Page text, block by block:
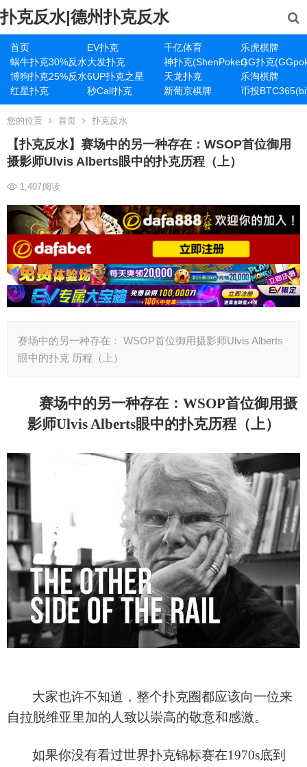
扑克反水|德州扑克反水
首页 EV扑克 千亿体育
乐虎棋牌
蜗牛扑克30%反水大发扑克 神扑克(ShenPoker)GG扑克
博狗扑克25%反水6UP扑克之星 天龙扑克
乐淘棋牌
红星扑克
秒Call扑克 新葡京棋牌 币投
您的位置 首页 扑克反水
【扑克反水】赛场中的另一种存在：WSOP首位御用
摄影师Ulvis Alberts眼中的扑克历程（上）
1,407阅读
赛场中的另一种存在： WSOP首位御用摄影师Ulvis Alberts
眼中的扑克 历程（上）
赛场中的另一种存在： WSOP首位御用摄
影师Ulvis Alberts眼中的扑克历程（上）
大家也许不知道，整个扑克圈都应该向一位来
自拉脱维亚里加的人致以崇高的敬意和感激。
如果你没有看过世界扑克锦标赛在1970s底到